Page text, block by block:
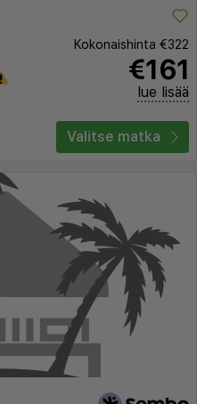
Kokonaishinta €322
€161
lue lisää
Valitse matka